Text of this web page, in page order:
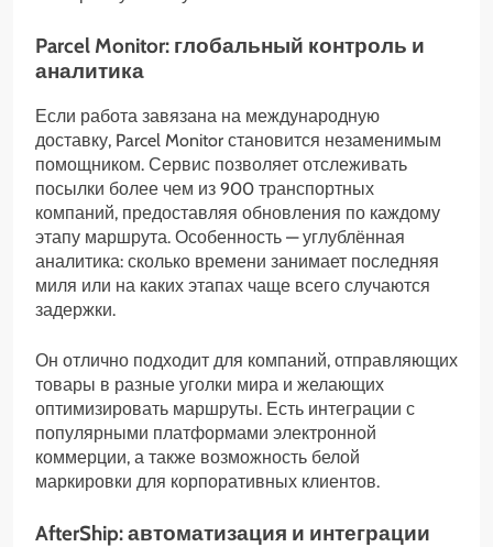
Parcel Monitor: глобальный контроль и
аналитика
Если работа завязана на международную
доставку, Parcel Monitor становится незаменимым
помощником. Сервис позволяет отслеживать
посылки более чем из 900 транспортных
компаний, предоставляя обновления по каждому
этапу маршрута. Особенность — углублённая
аналитика: сколько времени занимает последняя
миля или на каких этапах чаще всего случаются
задержки.
Он отлично подходит для компаний, отправляющих
товары в разные уголки мира и желающих
оптимизировать маршруты. Есть интеграции с
популярными платформами электронной
коммерции, а также возможность белой
маркировки для корпоративных клиентов.
AfterShip: автоматизация и интеграции